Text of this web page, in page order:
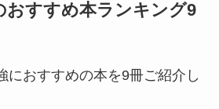
おすすめ本ランキング9
におすすめの本を9冊ご紹介し